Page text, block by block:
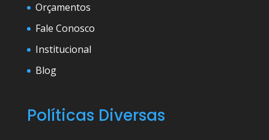
Orçamentos
Fale Conosco
Institucional
Blog
Políticas Diversas